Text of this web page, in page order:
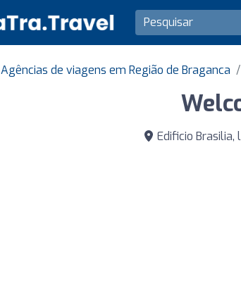
Agências de viagens em Região de Braganca
Edificio Brasilia,